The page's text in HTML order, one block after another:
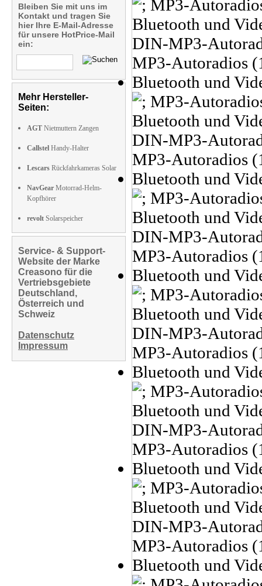
Bleiben Sie mit uns im
Kontakt und tragen Sie
hier Ihre E-Mail-Adresse
für unsere HotPrice-Mail
ein:
Mehr Hersteller-
Seiten:
AGT Nietmuttern Zangen
Callstel Handy-Halter
Lescars Rückfahrkameras Solar
NavGear Motorrad-Helm-
Kopfhörer
revolt Solarspeicher
Service- & Support-
Website der Marke
Creasono für die
Vertriebsgebiete
Deutschland,
Österreich und
Schweiz
Datenschutz
Impressum